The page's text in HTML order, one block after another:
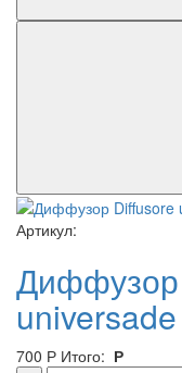
Артикул:
Диффузор
700 Р Итого: Р